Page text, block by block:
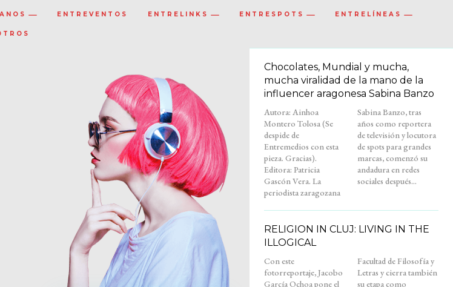
ENTREVENTOS ENTRELINKS ENTRESPOTS ENTRELÍNEAS
Chocolates, Mundial y mucha,
mucha viralidad de la mano de la
influencer aragonesa Sabina Banzo
Autora: Ainhoa
Montero Tolosa (Se
despide de
Entremedios con esta
pieza. Gracias).
Editora: Patricia
Gascón Vera. La
periodista zaragozana
Sabina Banzo, tras
años como reportera
de televisión y locutora
de spots para grandes
marcas, comenzó su
andadura en redes
sociales después...
RELIGION IN CLUJ: LIVING IN THE
ILLOGICAL
Con este
fotorreportaje, Jacobo
García Ochoa pone el
Facultad de Filosofía y
Letras y cierra también
su etapa como